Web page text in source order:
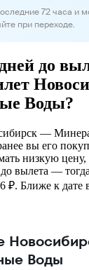
72 часа и
при переходе.
до
Воды?
—
вы его
низкую цену,
вылета —
₽. Ближе к дате
Воды